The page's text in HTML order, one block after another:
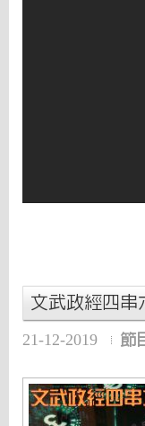
文武政經四串
21-12-2019 節